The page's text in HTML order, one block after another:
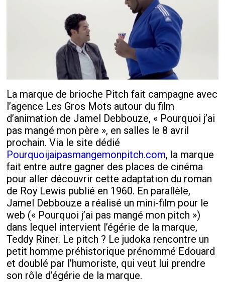
La marque de brioche Pitch fait campagne avec
l’agence Les Gros Mots autour du film
d’animation de Jamel Debbouze, « Pourquoi j’ai
pas mangé mon père », en salles le 8 avril
prochain. Via le site dédié
Pourquoijaipasmangemonpitch.com, la marque
fait entre autre gagner des places de cinéma
pour aller découvrir cette adaptation du roman
de Roy Lewis publié en 1960. En parallèle,
Jamel Debbouze a réalisé un mini-film pour le
web (« Pourquoi j’ai pas mangé mon pitch »)
dans lequel intervient l’égérie de la marque,
Teddy Riner. Le pitch ? Le judoka rencontre un
petit homme préhistorique prénommé Edouard
et doublé par l’humoriste, qui veut lui prendre
son rôle d’égérie de la marque.